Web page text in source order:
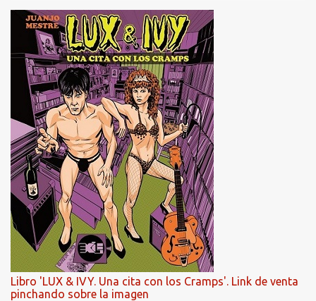
Libro 'LUX & IVY. Una cita con los Cramps'. Link de venta
pinchando sobre la imagen